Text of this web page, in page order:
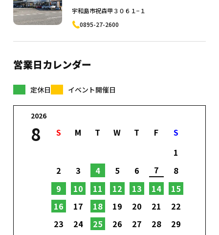
宇和島市祝森甲３０６１−１
0895-27-2600
営業日カレンダー
定休日 イベント開催日
2026
8 S M T W T F
S
1
2
3 4 5 6 7
8
9
10 11 12 13 14
15
16
17 18 19 20 21
22
23
24 25 26 27 28
29